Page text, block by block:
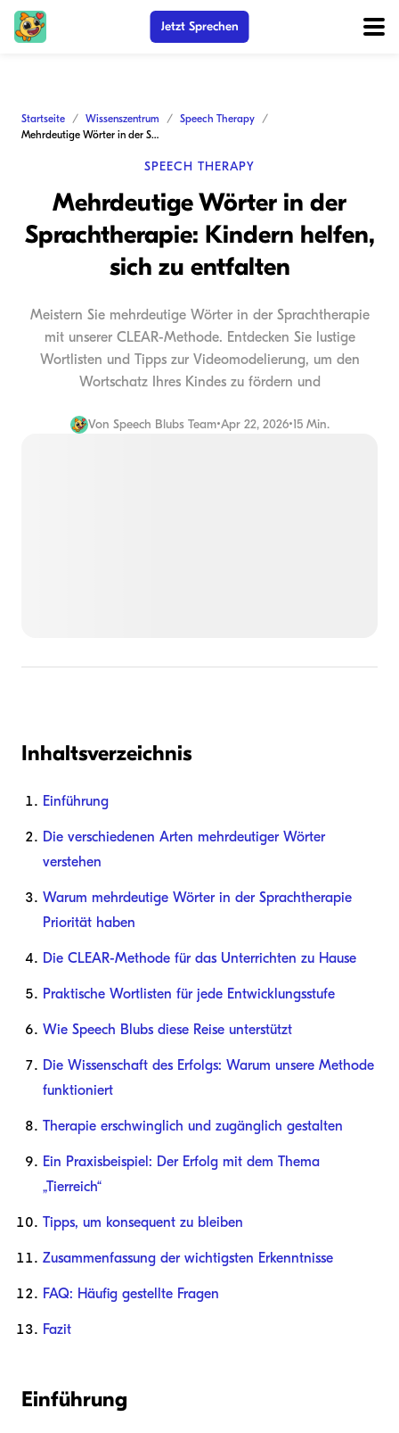
Jetzt Sprechen
Startseite Wissenszentrum
Speech Therapy
Mehrdeutige Wörter in der Sprachtherapie: Kindern helfen, sich zu entfalten
SPEECH THERAPY
Mehrdeutige Wörter in der
Sprachtherapie: Kindern helfen,
sich zu entfalten
Meistern Sie mehrdeutige Wörter in der Sprachtherapie
mit unserer CLEAR-Methode. Entdecken Sie lustige
Wortlisten und Tipps zur Videomodelierung, um den
Wortschatz Ihres Kindes zu fördern und
Von Speech Blubs Team•Apr 22, 2026•15 Min.
Inhaltsverzeichnis
Einführung
Die verschiedenen Arten mehrdeutiger Wörter
verstehen
Warum mehrdeutige Wörter in der Sprachtherapie
Priorität haben
Die CLEAR-Methode für das Unterrichten zu Hause
Praktische Wortlisten für jede Entwicklungsstufe
Wie Speech Blubs diese Reise unterstützt
Die Wissenschaft des Erfolgs: Warum unsere Methode
funktioniert
Therapie erschwinglich und zugänglich gestalten
Ein Praxisbeispiel: Der Erfolg mit dem Thema
„Tierreich“
Tipps, um konsequent zu bleiben
Zusammenfassung der wichtigsten Erkenntnisse
FAQ: Häufig gestellte Fragen
Fazit
Einführung